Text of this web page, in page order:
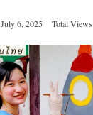
July 6, 2025 Total